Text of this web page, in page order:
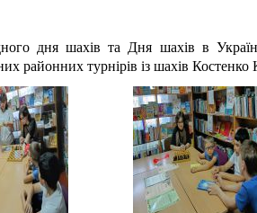
дня шахів та Дня шахів в Україні
районних турнірів із шахів